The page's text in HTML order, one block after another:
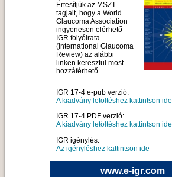
Értesítjük az MSZT
tagjait, hogy a World
Glaucoma Association
ingyenesen elérhető
IGR folyóirata
(International Glaucoma
Review) az alábbi
linken keresztül most
hozzáférhető.
IGR 17-4 e-pub verzió:
A kiadvány letöltéshez kattintson ide
IGR 17-4 PDF verzió:
A kiadvány letöltéshez kattintson ide
IGR igénylés:
Az igényléshez kattintson ide
www.e-igr.com